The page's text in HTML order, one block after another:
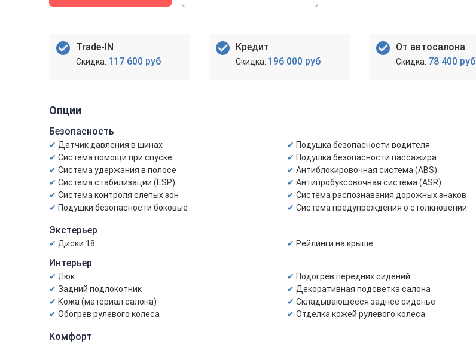
Trade-IN
117 600 руб
Кредит
196 000 руб
От автосалона
78 400 руб
Опции
Безопасность
Датчик давления в шинах
Система помощи при спуске
Система удержания в полосе
Система стабилизации (ESP)
Система контроля слепых зон
Подушки безопасности боковые
Подушка безопасности водителя
Подушка безопасности пассажира
Антиблокировочная система (ABS)
Антипробуксовочная система (ASR)
Система распознавания дорожных знаков
Система предупреждения о столкновении
Экстерьер
Диски 18 Рейлинги на крыше
Интерьер
Люк
Задний подлокотник
Кожа (материал салона)
Обогрев рулевого колеса
Подогрев передних сидений
Декоративная подсветка салона
Складывающееся заднее сиденье
Отделка кожей рулевого колеса
Комфорт